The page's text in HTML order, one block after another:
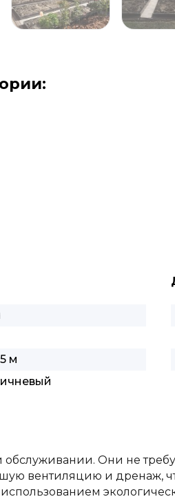
м
Они не
вентиляцию и дренаж,